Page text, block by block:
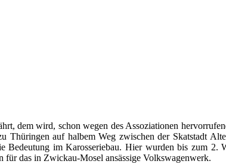
dem wird, schon wegen des Assoziationen
Thüringen auf halbem Weg zwischen der Skatstadt
Bedeutung im Karosseriebau. Hier wurden bis zum
für das in Zwickau-Mosel ansässige Volkswagenwerk.